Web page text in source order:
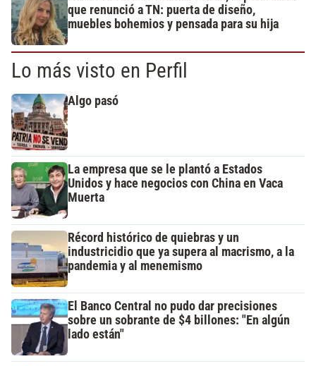
que renunció a TN: puerta de diseño,
muebles bohemios y pensada para su hija
Lo más visto en Perfil
Algo pasó
La empresa que se le plantó a Estados
Unidos y hace negocios con China en Vaca
Muerta
Récord histórico de quiebras y un
industricidio que ya supera al macrismo, a la
pandemia y al menemismo
El Banco Central no pudo dar precisiones
sobre un sobrante de $4 billones: "En algún
lado están"